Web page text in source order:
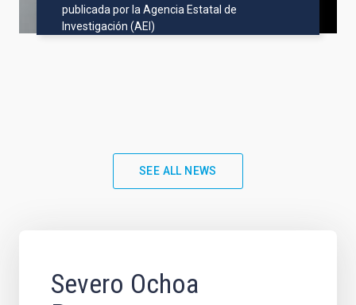
publicada por la Agencia Estatal de
Investigación (AEI)
SEE ALL NEWS
Severo Ochoa